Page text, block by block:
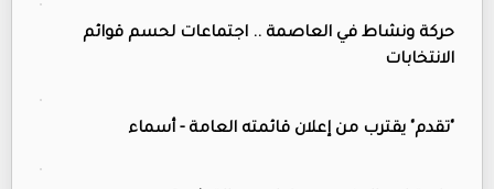
حركة ونشاط في العاصمة .. اجتماعات لحسم قوائم
الانتخابات
"تقدم" يقترب من إعلان قائمته العامة - أسماء